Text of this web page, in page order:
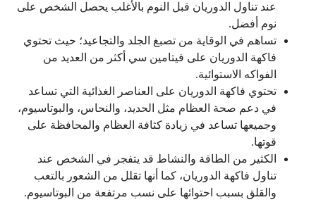
عند تناول الدوريان قبل النوم بالأغلب يحصل الشخص على
نوم أفضل.
تساهم في الوقاية من تصبغ الجلد والتجاعيد؛ حيث تحتوي
فاكهة الدوريان على فيتامين سي أكثر من العديد من
الفواكه الاستوائية.
تحتوي فاكهة الدوريان على العناصر الغذائية التي تساعد
في دعم صحة العظام مثل الحديد، والنحاس، والبوتاسيوم،
وجميعها تساعد في زيادة كثافة العظام والمحافظة على
قوتها.
الكثير من الطاقة والنشاط قد يتفجر في الشخص عند
تناول فاكهة الدوريان، كما أنها تقلل من الشعور بالتعب
والقلق بسبب احتوائها على نسب مرتفعة من البوتاسيوم.